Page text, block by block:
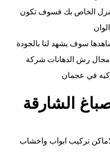
الخاص بك فسوف تكون
الوان
سوف يشهد لنا بالجودة
مجال رش الدهانات شركة
في عجمان
الشارقة
تركيب ابواب واخشاب